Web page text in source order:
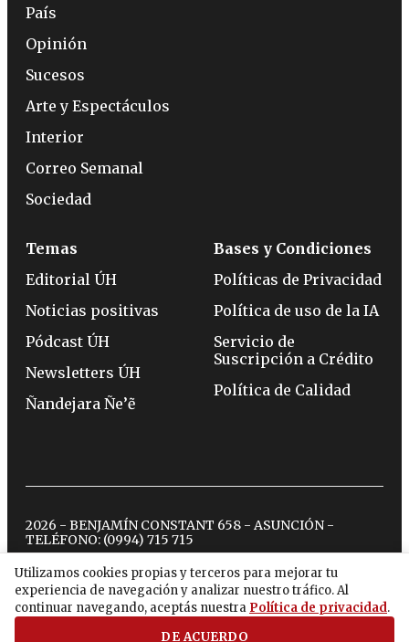
Utilizamos cookies propias y terceros para mejorar tu
experiencia de navegación y analizar nuestro tráfico. Al
continuar navegando, aceptás nuestra Política de privacidad.
DE ACUERDO
País
Opinión
Sucesos
Arte y Espectáculos
Interior
Correo Semanal
Sociedad
Temas
Editorial ÚH
Noticias positivas
Pódcast ÚH
Newsletters ÚH
Ñandejara Ñe’ẽ
Bases y Condiciones
Políticas de Privacidad
Política de uso de la IA
Servicio de
Suscripción a Crédito
Política de Calidad
2026 - BENJAMÍN CONSTANT 658 - ASUNCIÓN -
TELÉFONO: (0994) 715 715
twitterinstagram
facebook
tiktokyoutubespotify